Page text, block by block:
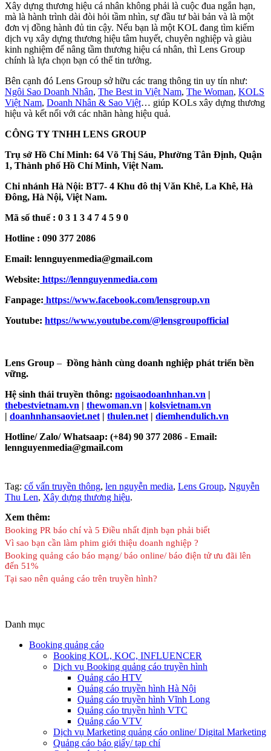
Xây dựng thương hiệu cá nhân không phải là cuộc đua ngắn hạn,
mà là hành trình dài đòi hỏi tầm nhìn, sự đầu tư bài bản và là một
đơn vị đồng hành đủ tin cậy. Nếu bạn là một KOL đang tìm kiếm
dịch vụ xây dựng thương hiệu tâm huyết, chuyên nghiệp và giàu
kinh nghiệm để nâng tầm thương hiệu cá nhân, thì Lens Group
chính là lựa chọn bạn có thể tin tưởng.
Bên cạnh đó Lens Group sở hữu các trang thông tin uy tín như:
Ngôi Sao Doanh Nhân, The Best in Việt Nam, The Woman, KOLS
Việt Nam, Doanh Nhân & Sao Việt… giúp KOLs xây dựng thương
hiệu và kết nối với các nhãn hàng hiệu quả.
CÔNG TY TNHH LENS GROUP
Trụ sở Hồ Chí Minh: 64 Võ Thị Sáu, Phường Tân Định, Quận
1, Thành phố Hồ Chí Minh, Việt Nam.
Chi nhánh Hà Nội: BT7- 4 Khu đô thị Văn Khê, La Khê, Hà
Đông, Hà Nội, Việt Nam.
Mã số thuế : 0 3 1 3 4 7 4 5 9 0
Hotline : 090 377 2086
Email: lennguyenmedia@gmail.com
Website: https://lennguyenmedia.com
Fanpage: https://www.facebook.com/lensgroup.vn
Youtube: https://www.youtube.com/@lensgroupofficial
Lens Group – Đồng hành cùng doanh nghiệp phát triển bền
vững.
Hệ sinh thái truyền thông: ngoisaodoanhnhan.vn |
thebestvietnam.vn | thewoman.vn | kolsvietnam.vn
| doanhnhansaoviet.net| thulen.net| diemhendulich.vn
Hotline/ Zalo/ Whatsaap: (+84) 90 377 2086 - Email:
lennguyenmedia@gmail.com
Tag: cố vấn truyền thông, len nguyễn media, Lens Group, Nguyễn
Thu Len, Xây dựng thương hiệu.
Xem thêm:
Booking PR báo chí và 5 Điều nhất định bạn phải biết
Vì sao bạn cần làm phim giới thiệu doanh nghiệp ?
Booking quảng cáo báo mạng/ báo online/ báo điện tử ưu đãi lên
đến 51%
Tại sao nên quảng cáo trên truyền hình?
Danh mục
Booking quảng cáo
Booking KOL, KOC, INFLUENCER
Dịch vụ Booking quảng cáo truyền hình
Quảng cáo HTV
Quảng cáo truyền hình Hà Nội
Quảng cáo truyền hình Vĩnh Long
Quảng cáo truyền hình VTC
Quảng cáo VTV
Dịch vụ Marketing quảng cáo online/ Digital Marketing
Quảng cáo báo giấy/ tạp chí